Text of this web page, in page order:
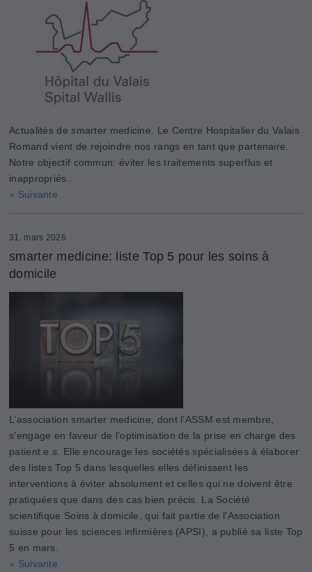
Actualités de smarter medicine. Le Centre Hospitalier du Valais
Romand vient de rejoindre nos rangs en tant que partenaire.
Notre objectif commun: éviter les traitements superflus et
inappropriés.
» Suivante
31. mars 2026
smarter medicine: liste Top 5 pour les soins à
domicile
L’association smarter medicine, dont l’ASSM est membre,
s’engage en faveur de l’optimisation de la prise en charge des
patient.e.s. Elle encourage les sociétés spécialisées à élaborer
des listes Top 5 dans lesquelles elles définissent les
interventions à éviter absolument et celles qui ne doivent être
pratiquées que dans des cas bien précis. La Société
scientifique Soins à domicile, qui fait partie de l’Association
suisse pour les sciences infirmières (APSI), a publié sa liste Top
5 en mars.
» Suivante